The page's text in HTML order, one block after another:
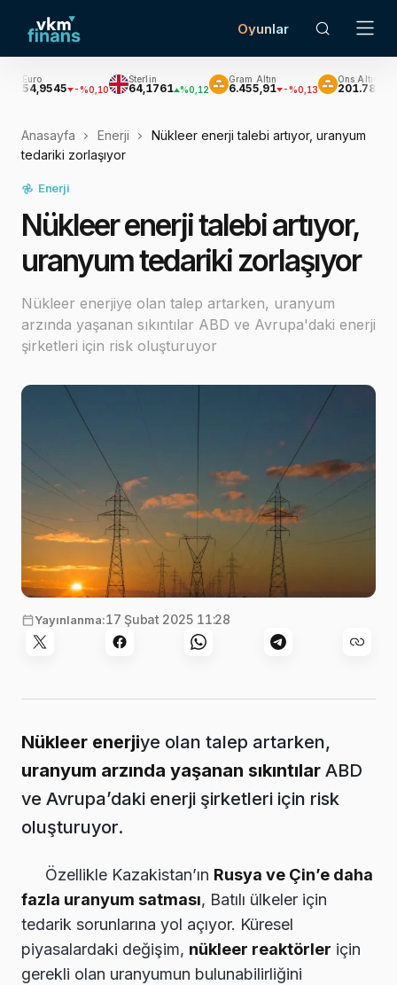
Oyunlar
-%0,10
Sterlin
64,1761 %0,12
Gram Altın
6.455,91 -%0,13
Ons Altın
201.789,56 -
Anasayfa Enerji
Nükleer enerji talebi artıyor, uranyum
tedariki zorlaşıyor
Enerji
Nükleer enerji talebi artıyor,
uranyum tedariki zorlaşıyor
Nükleer enerjiye olan talep artarken, uranyum
arzında yaşanan sıkıntılar ABD ve Avrupa'daki enerji
şirketleri için risk oluşturuyor
Görsel:Matthew Henry
Yayınlanma:17 Şubat 2025 11:28
Nükleer enerjiye olan talep artarken,
uranyum arzında yaşanan sıkıntılar ABD
ve Avrupa’daki enerji şirketleri için risk
oluşturuyor.
Özellikle Kazakistan’ın Rusya ve Çin’e daha
fazla uranyum satması, Batılı ülkeler için
tedarik sorunlarına yol açıyor. Küresel
piyasalardaki değişim, nükleer reaktörler için
gerekli olan uranyumun bulunabilirliğini